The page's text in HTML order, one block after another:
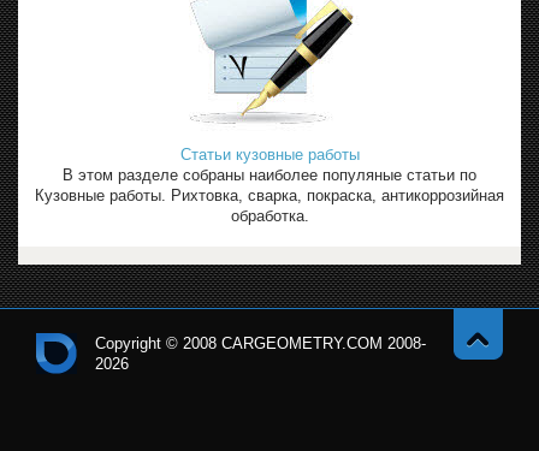
Статьи кузовные работы
В этом разделе собраны наиболее популяные статьи по
Кузовные работы. Рихтовка, сварка, покраска, антикоррозийная
обработка.
Copyright © 2008 CARGEOMETRY.COM 2008-
2026